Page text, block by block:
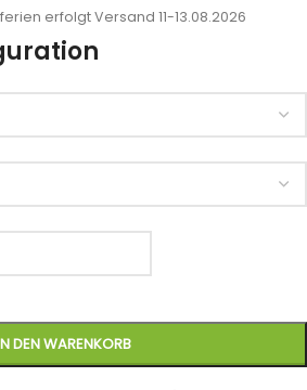
erfolgt Versand 11-13.08.2026
DEN WARENKORB